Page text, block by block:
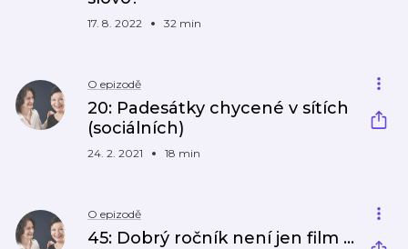
17. 8. 2022 32 min
O epizodě
20: Padesátky chycené v sítích
(sociálních)
24. 2. 2021 18 min
O epizodě
45: Dobrý ročník není jen film ...